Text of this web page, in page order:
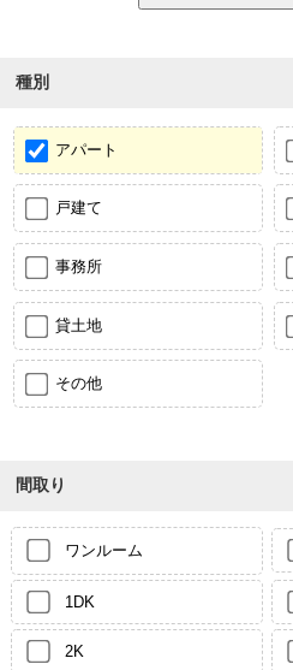
種別
アパート
戸建て
事務所
貸土地
その他
間取り
ワンルーム
1DK
2K